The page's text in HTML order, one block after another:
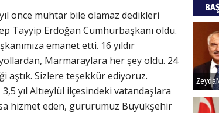
önce muhtar bile olamaz dedikleri
Tayyip Erdoğan Cumhurbaşkanı oldu.
emanet etti. 16 yıldır
Marmaraylara her şey oldu. 24
aştık. Sizlere teşekkür ediyoruz.
yıl Altıeylül ilçesindeki vatandaşlara
hizmet eden, gururumuz Büyükşehir
Bu